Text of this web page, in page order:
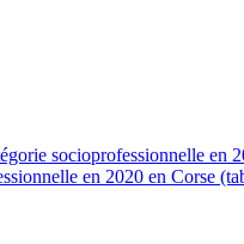
socioprofessionnelle en
en 2020 en Corse